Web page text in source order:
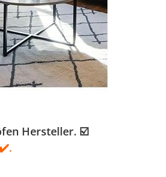
Hersteller. ☑️
✔️.